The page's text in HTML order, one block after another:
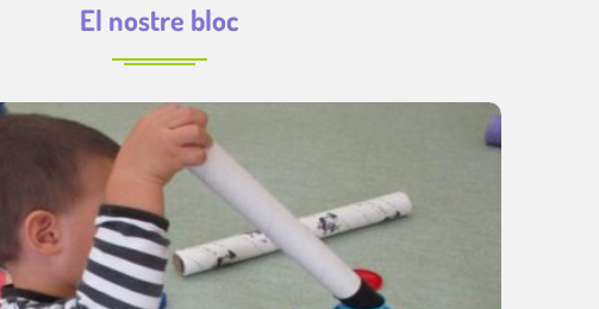
El nostre bloc